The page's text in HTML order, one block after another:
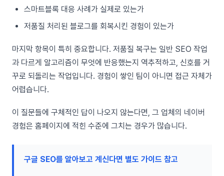
스마트블록 대응 사례가 실제로 있는가
저품질 처리된 블로그를 회복시킨 경험이 있는가
마지막 항목이 특히 중요합니다. 저품질 복구는 일반 SEO 작업
과 다르게 알고리즘이 무엇에 반응했는지 역추적하고, 신호를 거
꾸로 되돌리는 작업입니다. 경험이 쌓인 팀이 아니면 접근 자체가
어렵습니다.
이 질문들에 구체적인 답이 나오지 않는다면, 그 업체의 네이버
경험은 홈페이지에 적힌 수준에 그치는 경우가 많습니다.
구글 SEO를 알아보고 계신다면 별도 가이드 참고